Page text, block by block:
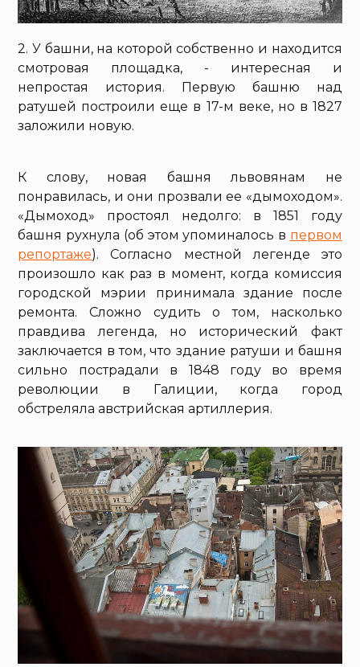
2. У башни, на которой собственно и находится
смотровая площадка, - интересная и
непростая история. Первую башню над
ратушей построили еще в 17-м веке, но в 1827
заложили новую.
К слову, новая башня львовянам не
понравилась, и они прозвали ее «дымоходом».
«Дымоход» простоял недолго: в 1851 году
башня рухнула (об этом упоминалось в первом
репортаже). Согласно местной легенде это
произошло как раз в момент, когда комиссия
городской мэрии принимала здание после
ремонта. Сложно судить о том, насколько
правдива легенда, но исторический факт
заключается в том, что здание ратуши и башня
сильно пострадали в 1848 году во время
революции в Галиции, когда город
обстреляла австрийская артиллерия.